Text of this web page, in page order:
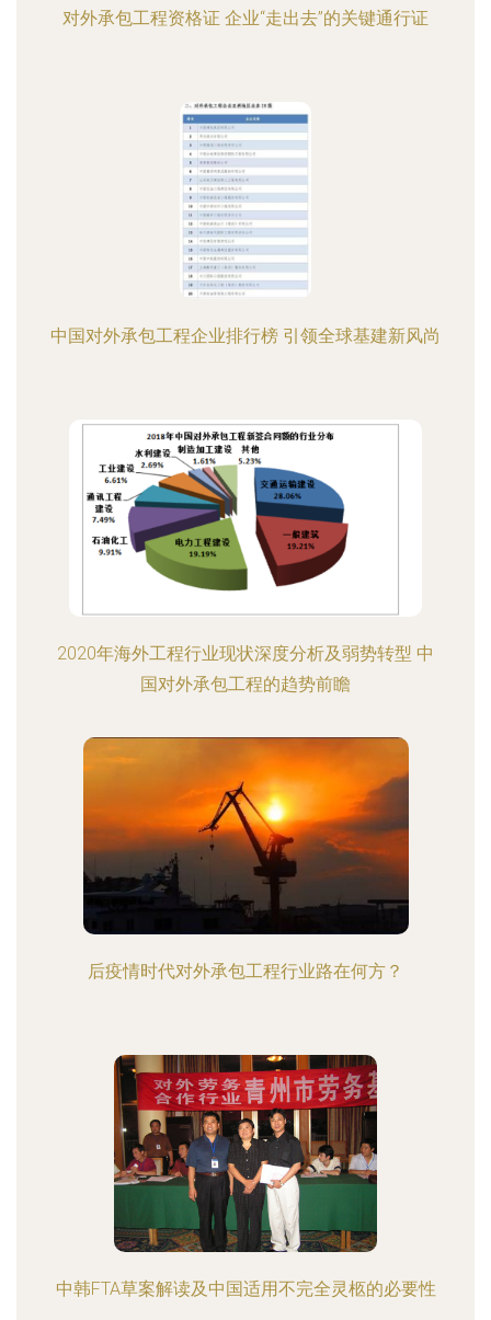
对外承包工程资格证 企业“走出去”的关键通行证
中国对外承包工程企业排行榜 引领全球基建新风尚
2020年海外工程行业现状深度分析及弱势转型 中
国对外承包工程的趋势前瞻
后疫情时代对外承包工程行业路在何方？
中韩FTA草案解读及中国适用不完全灵柩的必要性